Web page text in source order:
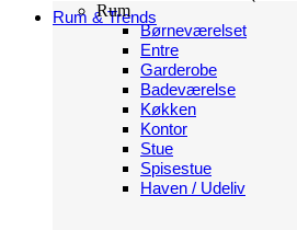
Rum & Trends
Rum
Børneværelset
Entre
Garderobe
Badeværelse
Køkken
Kontor
Stue
Spisestue
Haven / Udeliv